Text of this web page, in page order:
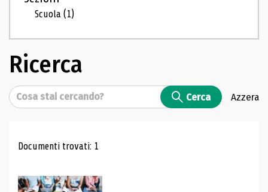
Scuola(1)
Ricerca
Cerca Cerca Azzera
Risultati di ricerca
Documenti trovati: 1